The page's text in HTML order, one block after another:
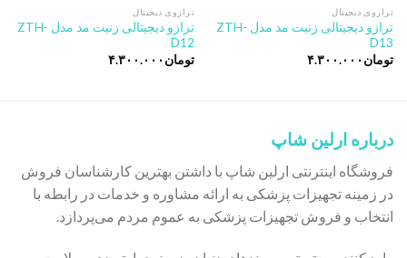
ترازوی دیجیتال
ترازو دیجیتالی زنیت مد مدل ZTH-
D13
تومان ۴.۳۰۰.۰۰۰
ترازوی دیجیتال
ترازو دیجیتالی زنیت مد مدل ZTH-
D12
تومان ۴.۳۰۰.۰۰۰
درباره ارلین شاپ
فروشگاه اینترنتی ارلین شاپ با داشتن بهترین کارشناسان فروش
در زمینه تجهیزات پزشکی به ارائه مشاوره و خدمات در رابطه با
انتخاب و فروش تجهیزات پزشکی به عموم مردم می‌پردازد.